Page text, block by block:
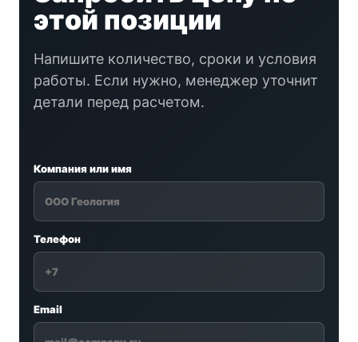
этой позиции
Напишите количество, сроки и условия
работы. Если нужно, менеджер уточнит
детали перед расчетом.
Компания или имя
Телефон
Email